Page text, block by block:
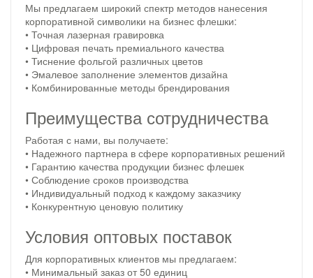
Мы предлагаем широкий спектр методов нанесения
корпоративной символики на бизнес флешки:
• Точная лазерная гравировка
• Цифровая печать премиального качества
• Тиснение фольгой различных цветов
• Эмалевое заполнение элементов дизайна
• Комбинированные методы брендирования
Преимущества сотрудничества
Работая с нами, вы получаете:
• Надежного партнера в сфере корпоративных решений
• Гарантию качества продукции бизнес флешек
• Соблюдение сроков производства
• Индивидуальный подход к каждому заказчику
• Конкурентную ценовую политику
Условия оптовых поставок
Для корпоративных клиентов мы предлагаем:
• Минимальный заказ от 50 единиц